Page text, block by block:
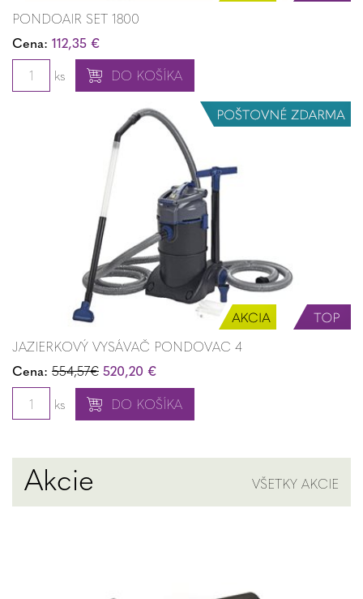
PONDOAIR SET 1800
Cena: 112,35 €
ks
DO KOŠÍKA
JAZIERKOVÝ VYSÁVAČ PONDOVAC 4
Cena: 554,57€ 520,20 €
ks
DO KOŠÍKA
Akcie VŠETKY AKCIE